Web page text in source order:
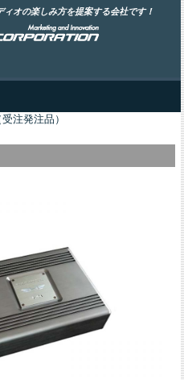
オの楽しみ方を提案する会社です！
注発注品）